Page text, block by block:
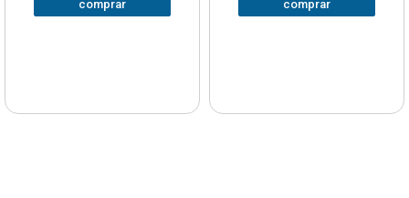
comprar
comprar